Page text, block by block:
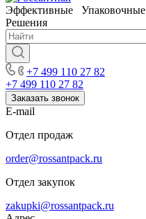
Эффективные Упаковочные
Решения
+7 499 110 27 82
+7 499 110 27 82
Заказать звонок
E-mail
Отдел продаж
order@rossantpack.ru
Отдел закупок
zakupki@rossantpack.ru